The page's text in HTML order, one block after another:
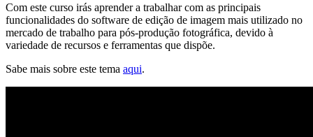
Com este curso irás aprender a trabalhar com as principais
funcionalidades do software de edição de imagem mais utilizado no
mercado de trabalho para pós-produção fotográfica, devido à
variedade de recursos e ferramentas que dispõe.
Sabe mais sobre este tema aqui.